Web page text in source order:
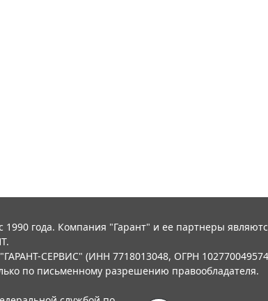
года. Компания "Гарант" и ее партнеры
СЕРВИС" (ИНН 7718013048, ОГРН
по письменному разрешению правообладателя.